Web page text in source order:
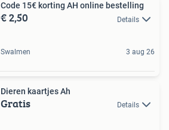
Code 15€ korting AH online bestelling
€ 2,50 Details
Swalmen 3 aug 26
Dieren kaartjes Ah
Gratis Details